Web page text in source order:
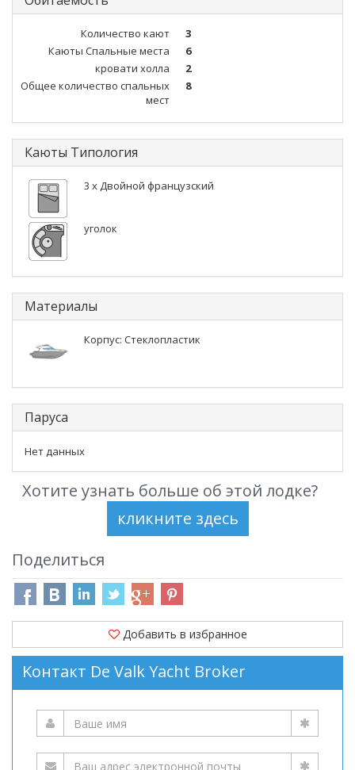
Количество кают
3
Каюты Спальные места
6
кровати холла
2
Общее количество спальных
мест
8
Каюты Типология
3 x Двойной французский
уголок
Материалы
Корпус: Стеклопластик
Паруса
Нет данных
Хотите узнать больше об этой лодке?
Поделиться
Добавить в избранное
Kонтакт De Valk Yacht Broker